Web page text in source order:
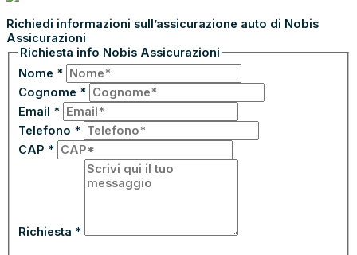
Richiedi informazioni sull’assicurazione auto di Nobis
Assicurazioni
Richiesta info Nobis Assicurazioni
Nome *
Cognome *
Email *
Telefono *
CAP *
Richiesta *